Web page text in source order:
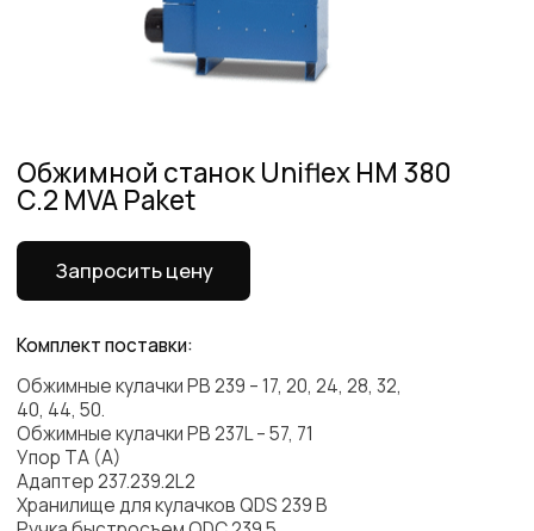
Обжимные кулачки PB 237L – 57, 71
Упор TA (A)
Адаптер 237.239.2L2
Ручка быстросъем QDC 239.5
Все характеристики
Все характеристики